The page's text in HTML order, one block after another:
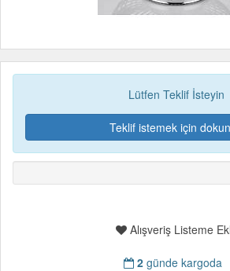
Lütfen Teklif İsteyin
Teklif istemek için
Alışveriş Listeme
2günde kargoda